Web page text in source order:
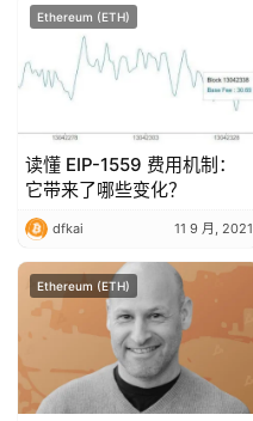
Ethereum (ETH)
读懂 EIP-1559 费用机制：
它带来了哪些变化？
dfkai 11 9 月, 2021
Ethereum (ETH)